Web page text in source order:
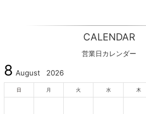
CALENDAR
営業日カレンダー
8 August 2026
日 月 火 水 木